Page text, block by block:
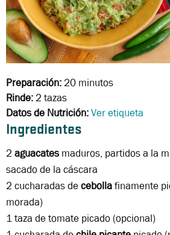
Preparación:20 minutos
Rinde:2 tazas
Datos de Nutrición:Ver etiqueta
Ingredientes
2 aguacates maduros, partidos a la
sacado de la cáscara
2 cucharadas decebollafinamente
morada)
1 taza de tomate picado (opcional)